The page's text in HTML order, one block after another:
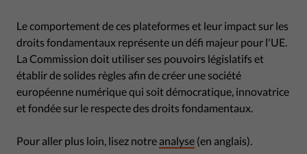
Le comportement de ces plateformes et leur impact sur les
droits fondamentaux représente un défi majeur pour l'UE.
La Commission doit utiliser ses pouvoirs législatifs et
établir de solides règles afin de créer une société
européenne numérique qui soit démocratique, innovatrice
et fondée sur le respecte des droits fondamentaux.
Pour aller plus loin, lisez notre analyse (en anglais).